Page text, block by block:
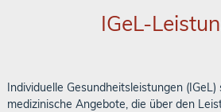
IGeL-
Individuelle Gesundheitsleistungen (IGeL)
medizinische Angebote, die über den